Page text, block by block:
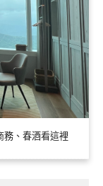
務、春酒看這裡